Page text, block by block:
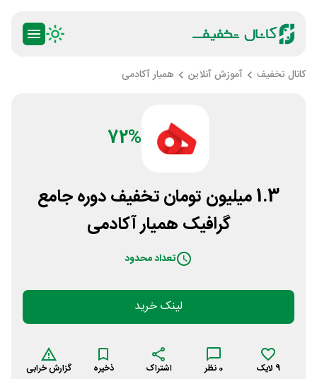
کانال تخفیف آموزش آنلاین همیار آکادمی
72%
1.3 میلیون تومان تخفیف دوره جامع
گرافیک همیار آکادمی
تعداد محدود
لینک خرید
9 لایک 0 نظر اشتراک ذخیره گزارش خرابی